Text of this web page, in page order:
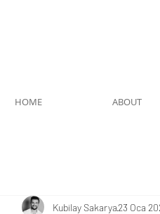
ABOUT
HOME
Kubilay Sakarya23 Oca